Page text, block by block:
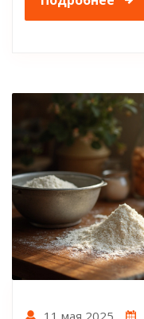
11 мая 2025